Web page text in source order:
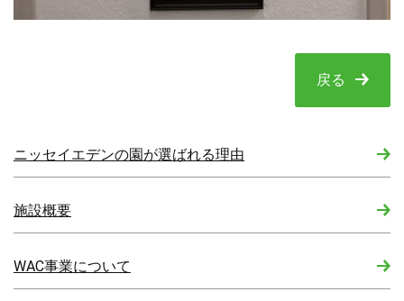
戻る
ニッセイエデンの園が選ばれる理由
施設概要
WAC事業について